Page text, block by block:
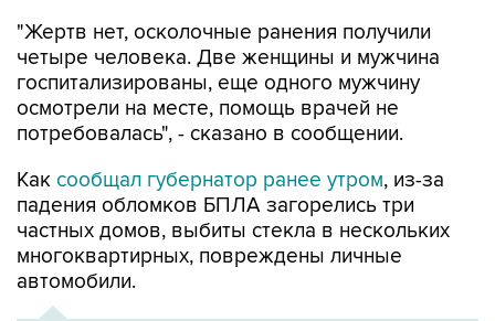
"Жертв нет, осколочные ранения получили
четыре человека. Две женщины и мужчина
госпитализированы, еще одного мужчину
осмотрели на месте, помощь врачей не
потребовалась", - сказано в сообщении.
Как сообщал губернатор ранее утром, из-за
падения обломков БПЛА загорелись три
частных домов, выбиты стекла в нескольких
многоквартирных, повреждены личные
автомобили.